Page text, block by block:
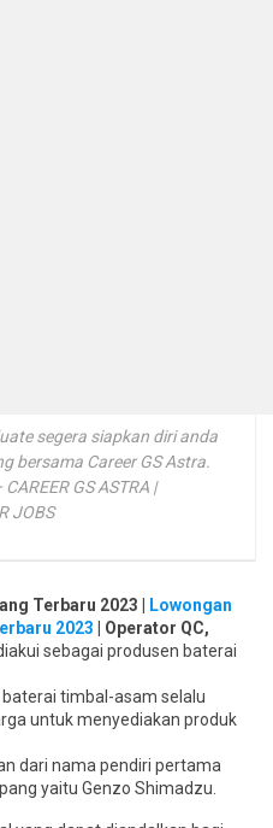
segera siapkan diri anda
bersama Career GS Astra.
GS ASTRA |
JOBS
Terbaru 2023 |
Lowongan
2023 | Operator QC,
sebagai produsen baterai
timbal-asam selalu
untuk menyediakan produk
dari nama pendiri pertama
yaitu Genzo Shimadzu.